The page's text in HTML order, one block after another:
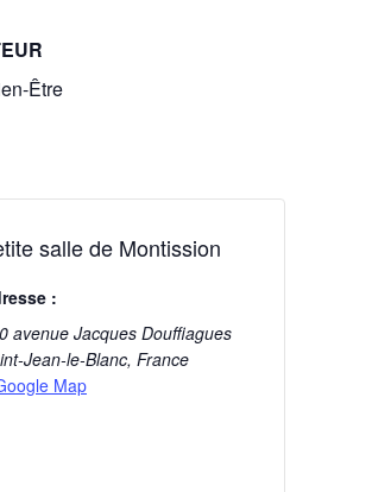
Être
salle de Montission
:
avenue Jacques Douffiagues
Jean-le-Blanc, France
Map